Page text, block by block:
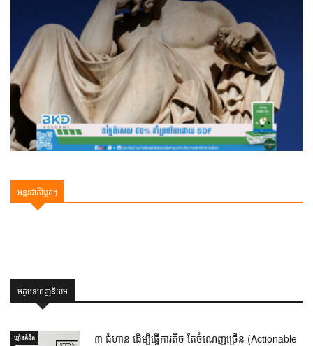
អន្តរជាតិ​ប្លែកៗ
អត្ថបទពេញនិយម
ឃ្លាំង​គំនិត
៣ ជំហាន ដើម្បីធ្វើការតិច តែចំណេញច្រើន (Actionable